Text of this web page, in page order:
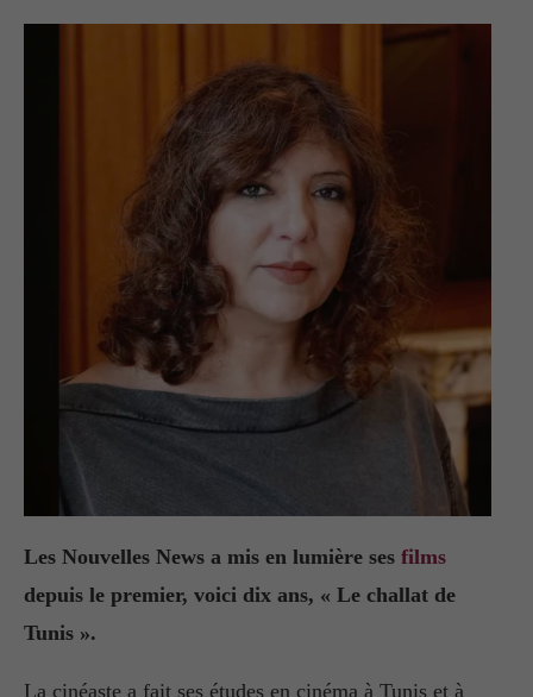
Les Nouvelles News a mis en lumière ses films
depuis le premier, voici dix ans, « Le challat de
Tunis ».
La cinéaste a fait ses études en cinéma à Tunis et à